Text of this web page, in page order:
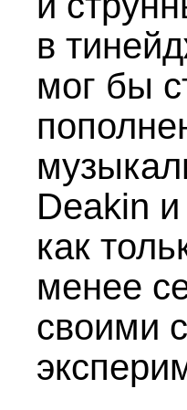
в
мог бы
Deakin
как
менее
своими